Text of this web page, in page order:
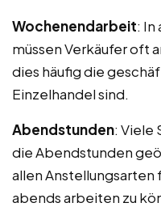
Wochenendarbeit: In
müssen Verkäufer oft
dies häufig die
Einzelhandel sind.
Abendstunden: Viele
die Abendstunden
allen Anstellungsarten
abends arbeiten zu